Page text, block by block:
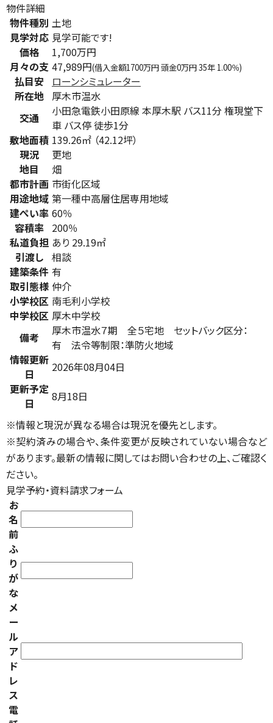
物件詳細
物件種別 土地
見学対応 見学可能です!
価格
1,700万円
月々の支
払目安
47,989円(借入金額1700万円 頭金0万円 35年 1.00％)
ローンシミュレーター
所在地
厚木市温水
交通
小田急電鉄小田原線 本厚木駅 バス11分 権現堂下
車 バス停 徒歩1分
敷地面積 139.26㎡ （42.12坪）
現況
更地
地目
畑
都市計画 市街化区域
用途地域 第一種中高層住居専用地域
建ぺい率 60％
容積率
200％
私道負担 あり 29.19㎡
引渡し
相談
建築条件 有
取引態様 仲介
小学校区 南毛利小学校
中学校区 厚木中学校
備考
厚木市温水７期 全５宅地 セットバック区分：
有 法令等制限：準防火地域
情報更新
日
2026年08月04日
更新予定
日
8月18日
※情報と現況が異なる場合は現況を優先とします。
※契約済みの場合や、条件変更が反映されていない場合など
があります。最新の情報に関してはお問い合わせの上、ご確認く
ださい。
見学予約・資料請求フォーム
お
名
前
ふ
り
が
な
メ
ー
ル
ア
ド
レ
ス
電